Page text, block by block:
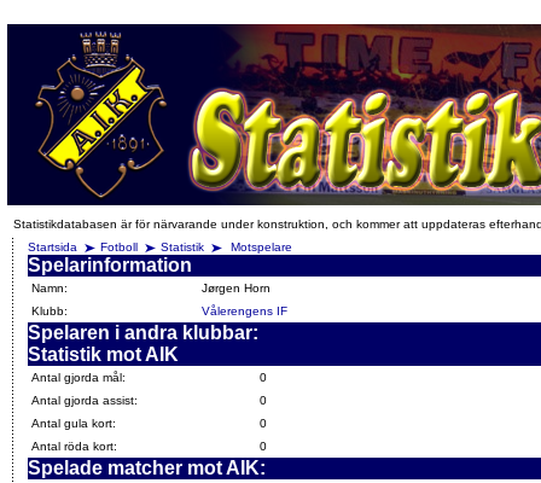
Statistikdatabasen är för närvarande under konstruktion, och kommer att uppdateras
Startsida
Fotboll Statistik Motspelare
Spelarinformation
Namn:
Jørgen Horn
Klubb:
Vålerengens IF
Spelaren i andra klubbar:
Statistik mot AIK
Antal gjorda mål:
0
Antal gjorda assist:
0
Antal gula kort:
0
Antal röda kort:
0
Spelade matcher mot AIK: